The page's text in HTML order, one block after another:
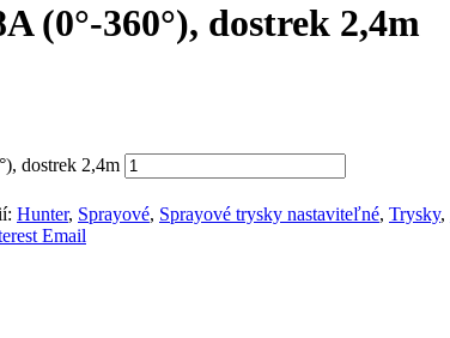
(0°-360°), dostrek 2,4m
dostrek 2,4m
Hunter, Sprayové, Sprayové trysky nastaviteľné, Trysky,
Email